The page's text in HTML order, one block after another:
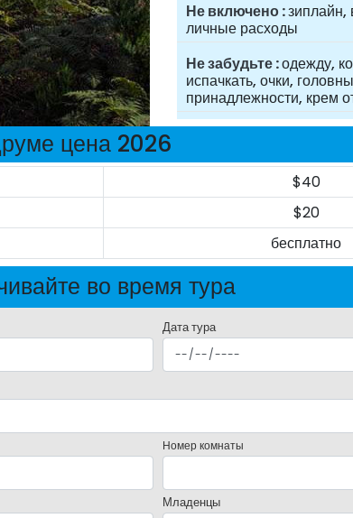
Не включено зиплайн,
личные расходы
Не забудьте одежду,
испачкать, очки,
принадлежности, крем
цена 2026
$40
$20
бесплатно
во время тура
Дата тура
Номер комнаты
Младенцы